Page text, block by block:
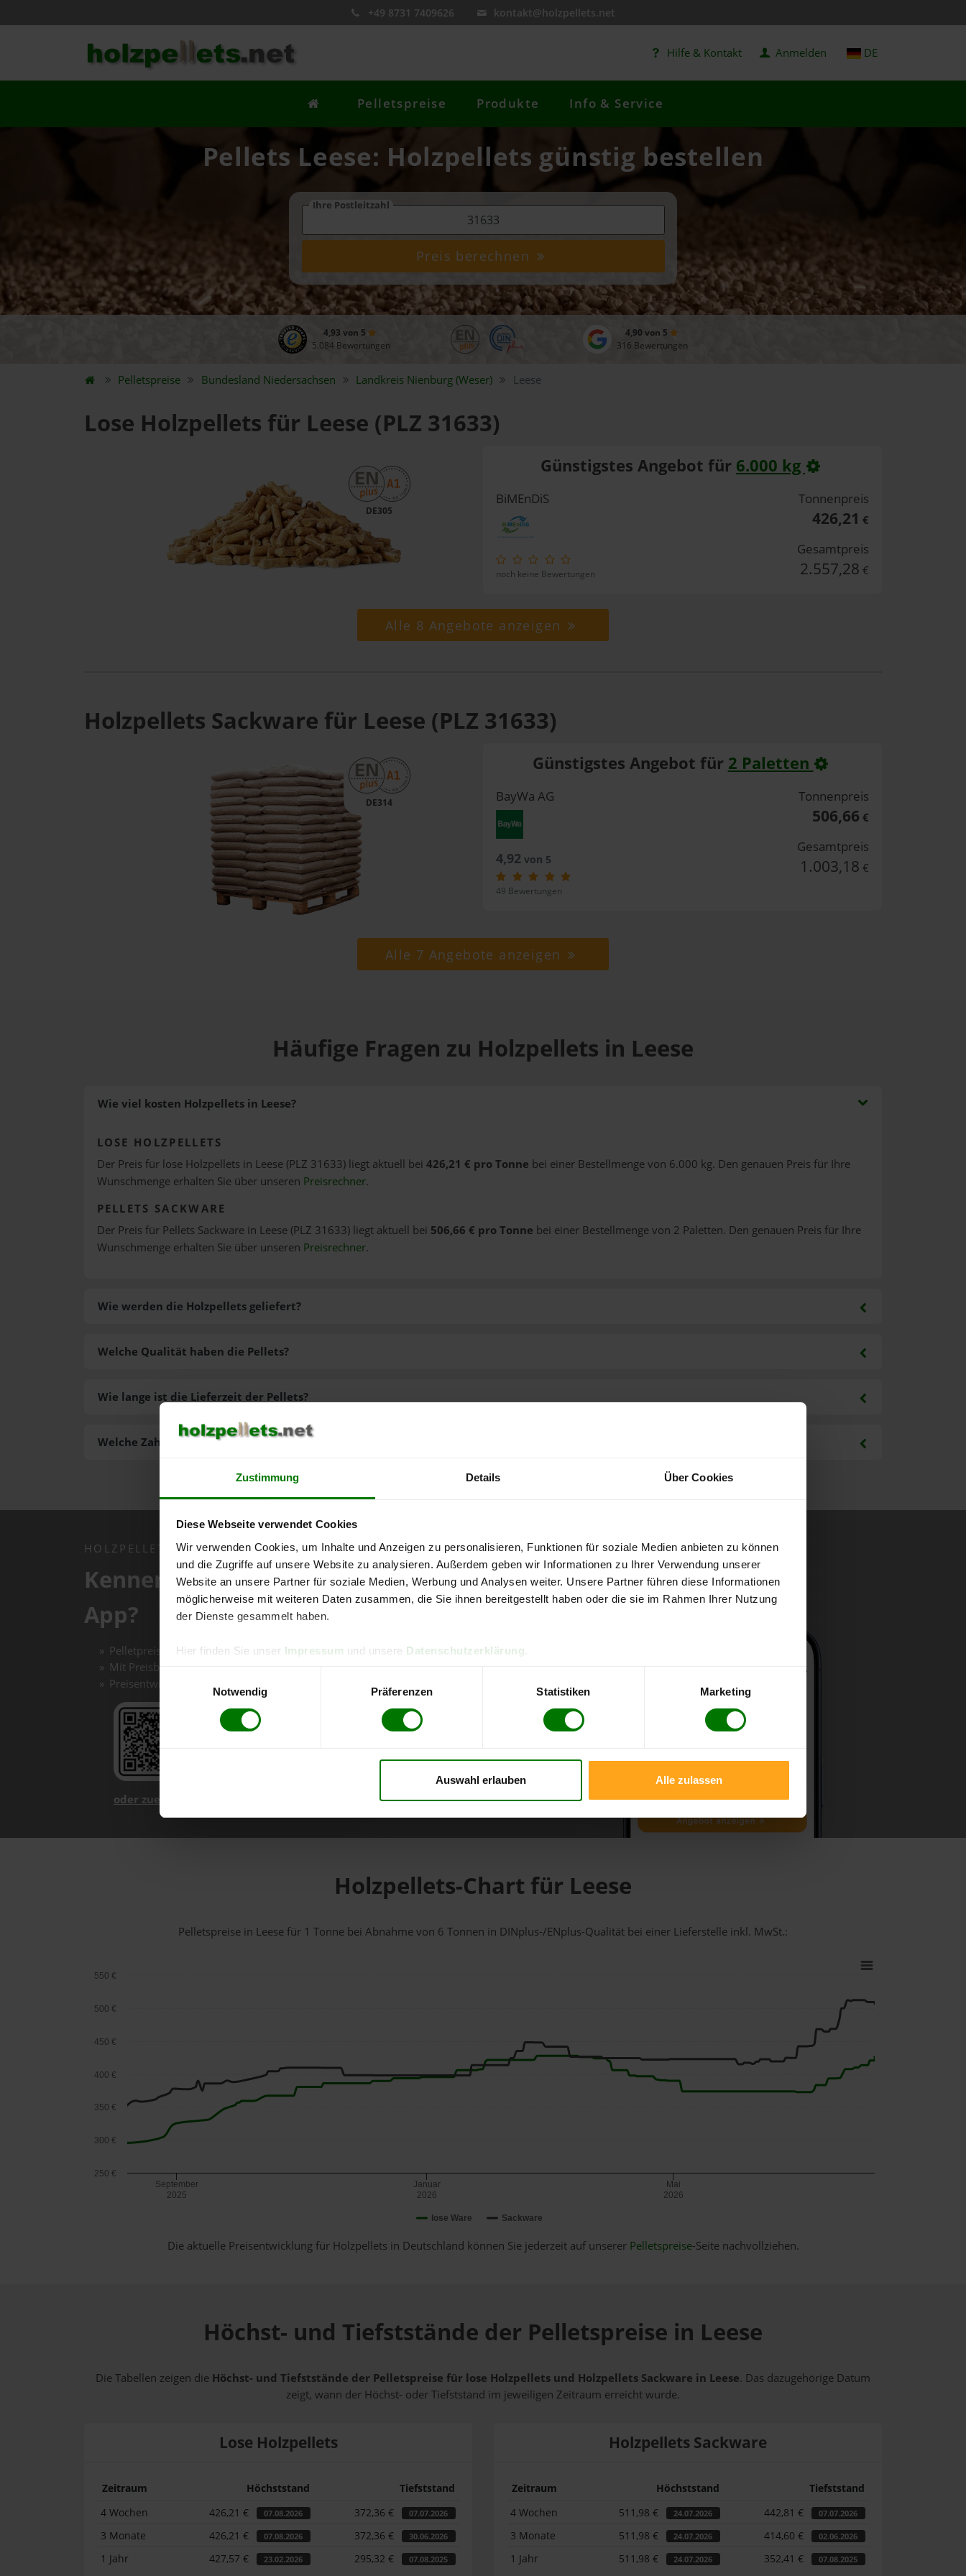
Zustimmung Details Über Cookies
Diese Webseite verwendet Cookies
Wir verwenden Cookies, um Inhalte und Anzeigen zu personalisieren, Funktionen für soziale Medien anbieten zu können
und die Zugriffe auf unsere Website zu analysieren. Außerdem geben wir Informationen zu Ihrer Verwendung unserer
Website an unsere Partner für soziale Medien, Werbung und Analysen weiter. Unsere Partner führen diese Informationen
möglicherweise mit weiteren Daten zusammen, die Sie ihnen bereitgestellt haben oder die sie im Rahmen Ihrer Nutzung
der Dienste gesammelt haben.
Hier finden Sie unser Impressum und unsere Datenschutzerklärung
Notwendig
Präferenzen Statistiken Marketing
Auswahl erlauben Alle zulassen
+49 8731 7409626 kontakt@holzpellets.net
Hilfe & Kontakt Anmelden DE
Pelletspreise Produkte Info & Service
Pellets Leese: Holzpellets günstig bestellen
Ihre Postleitzahl
Preis berechnen
4,93 von 5
5.084 Bewertungen
4,90 von 5
316 Bewertungen
Pelletspreise Bundesland Niedersachsen Landkreis Nienburg (Weser) Leese
Lose Holzpellets für Leese (PLZ 31633)
DE305
Günstigstes Angebot für 6.000 kg
BiMEnDiS
noch keine Bewertungen
Tonnenpreis
426,21 €
Gesamtpreis
2.557,28 €
Alle 8 Angebote anzeigen
Holzpellets Sackware für Leese (PLZ 31633)
DE314
Günstigstes Angebot für 2 Paletten
BayWa AG
4,92von 5
49 Bewertungen
Tonnenpreis
506,66 €
Gesamtpreis
1.003,18 €
Alle 7 Angebote anzeigen
Häufige Fragen zu Holzpellets in Leese
Wie viel kosten Holzpellets in Leese?
LOSE HOLZPELLETS
Der Preis für lose Holzpellets in Leese (PLZ 31633) liegt aktuell bei 426,21 € pro Tonne bei einer Bestellmenge von 6.000 kg. Den genauen Preis für Ihre
Wunschmenge erhalten Sie über unseren Preisrechner.
PELLETS SACKWARE
Der Preis für Pellets Sackware in Leese (PLZ 31633) liegt aktuell bei 506,66 € pro Tonne bei einer Bestellmenge von 2 Paletten. Den genauen Preis für Ihre
Wunschmenge erhalten Sie über unseren Preisrechner.
Wie werden die Holzpellets geliefert?
Welche Zahlungsarten gibt es?
Welche Qualität haben die Pellets?
Wie lange ist die Lieferzeit der Pellets?
HOLZPELLETS.NET APP
Kennen Sie schon unsere kostenlose
App?
Pelletpreise mit einem Klick vergleichen und direkt online bestellen
Mit Preisbenachrichtigungen immer auf dem aktuellen Stand
Preisentwicklungen im Chart einfach nachverfolgen
oder zuerst mehr über unsere App erfahren
Holzpellets-Chart für Leese
Pelletspreise in Leese für 1 Tonne bei Abnahmevon 6 Tonnen in DINplus-/ENplus-Qualität bei einer Lieferstelle inkl. MwSt.:
lose Ware Sackware
September
2025
Januar
2026
Mai
2026
250 €
300 €
350 €
400 €
450 €
500 €
550 €
Die aktuelle Preisentwicklung für Holzpellets in Deutschland können Sie jederzeit auf unserer Pelletspreise-Seite nachvollziehen.
Höchst- und Tiefststände der Pelletspreise in Leese
Die Tabellen zeigen die Höchst- und Tiefststände der Pelletspreise für lose Holzpellets und Holzpellets Sackware in Leese. Das dazugehörige Datum
zeigt, wann der Höchst- oder Tiefststand im jeweiligen Zeitraum erreicht wurde.
Lose Holzpellets
Zeitraum Höchststand
Tiefststand
4 Wochen
426,21 € 07.08.2026 372,36 € 07.07.2026
3 Monate 426,21 € 07.08.2026 372,36 € 30.06.2026
1 Jahr 427,57 € 23.02.2026 295,32 € 07.08.2025
Holzpellets Sackware
Zeitraum Höchststand
Tiefststand
4 Wochen
511,98 € 24.07.2026 442,81 € 07.07.2026
3 Monate 511,98 € 24.07.2026 414,60 € 02.06.2026
1 Jahr 511,98 € 24.07.2026 352,41 € 07.08.2025